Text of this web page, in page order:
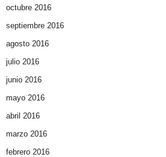
octubre 2016
septiembre 2016
agosto 2016
julio 2016
junio 2016
mayo 2016
abril 2016
marzo 2016
febrero 2016